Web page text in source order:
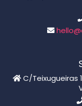
C/Teixugueiras